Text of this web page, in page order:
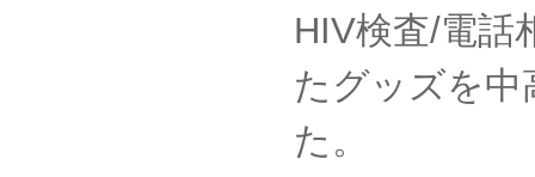
HIV検査/電話
たグッズを
た。